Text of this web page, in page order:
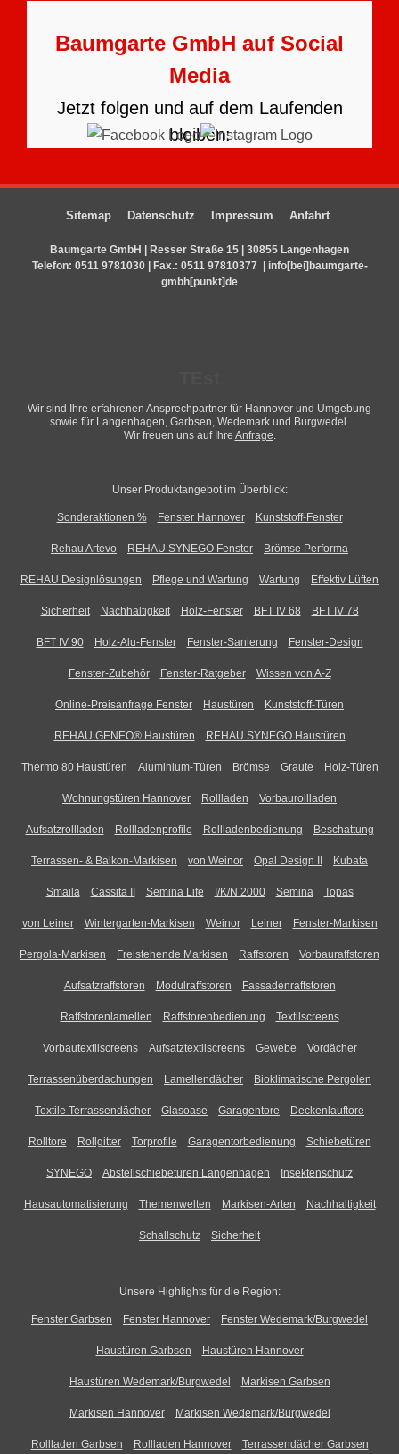
Baumgarte GmbH auf Social
Media
Jetzt folgen und auf dem Laufenden
bleiben:
Sitemap Datenschutz Impressum Anfahrt
Baumgarte GmbH | Resser Straße 15 | 30855 Langenhagen
Telefon: 0511 9781030| Fax.: 0511 97810377 | info[bei]baumgarte-
gmbh[punkt]de
Wir sind Ihre erfahrenen Ansprechpartner für Hannover und Umgebung
sowie für Langenhagen, Garbsen, Wedemark und Burgwedel.
Wir freuen uns auf Ihre Anfrage.
Unser Produktangebot im Überblick:
Sonderaktionen % Fenster Hannover Kunststoff-Fenster
Rehau Artevo REHAU SYNEGO Fenster Brömse Performa
REHAU Designlösungen Pflege und Wartung Wartung Effektiv Lüften
Sicherheit Nachhaltigkeit Holz-Fenster BFT IV 68 BFT IV 78
BFT IV 90 Holz-Alu-Fenster Fenster-Sanierung Fenster-Design
Fenster-Zubehör Fenster-Ratgeber Wissen von A-Z
Online-Preisanfrage Fenster Haustüren Kunststoff-Türen
REHAU GENEO® Haustüren REHAU SYNEGO Haustüren
Thermo 80 Haustüren Aluminium-Türen Brömse Graute Holz-Türen
Wohnungstüren Hannover Rollladen Vorbaurollladen
Aufsatzrollladen Rollladenprofile Rollladenbedienung Beschattung
Terrassen- & Balkon-Markisen von Weinor Opal Design II Kubata
Smaila Cassita II Semina Life I/K/N 2000 Semina Topas
von Leiner Wintergarten-Markisen Weinor Leiner Fenster-Markisen
Pergola-Markisen Freistehende Markisen Raffstoren Vorbauraffstoren
Aufsatzraffstoren Modulraffstoren Fassadenraffstoren
Raffstorenlamellen Raffstorenbedienung Textilscreens
Vorbautextilscreens Aufsatztextilscreens Gewebe Vordächer
Terrassenüberdachungen Lamellendächer Bioklimatische Pergolen
Textile Terrassendächer Glasoase Garagentore Deckenlauftore
Rolltore Rollgitter Torprofile Garagentorbedienung Schiebetüren
SYNEGO Abstellschiebetüren Langenhagen Insektenschutz
Hausautomatisierung Themenwelten Markisen-Arten Nachhaltigkeit
Schallschutz Sicherheit
Unsere Highlights für die Region:
Fenster Garbsen Fenster Hannover Fenster Wedemark/Burgwedel
Haustüren Garbsen Haustüren Hannover
Haustüren Wedemark/Burgwedel Markisen Garbsen
Markisen Hannover Markisen Wedemark/Burgwedel
Rollladen Garbsen Rollladen Hannover Terrassendächer Garbsen